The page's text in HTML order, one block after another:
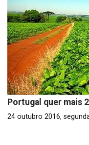
Portugal quer mais
24 outubro 2016,